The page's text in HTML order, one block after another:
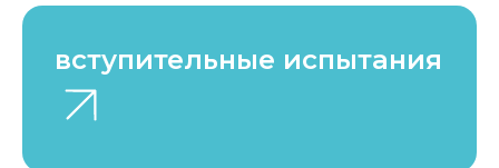
вступительные испытания